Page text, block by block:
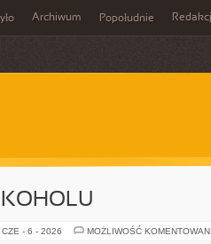
Archiwum Popołudnie
CZE - 6 - 2026 MOŻLIWOŚĆ